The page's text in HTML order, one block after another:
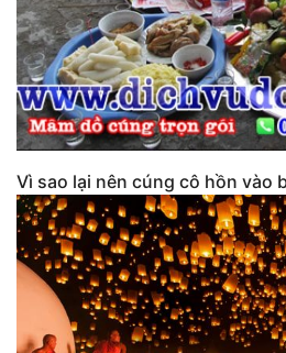
Vì sao lại nên cúng cô hồn vào